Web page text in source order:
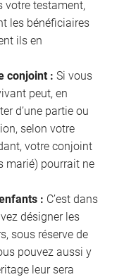
votre testament,
les bénéficiaires
ils en
conjoint : Si vous
peut, en
d’une partie ou
selon votre
votre conjoint
marié) pourrait ne
: C’est dans
désigner les
sous réserve de
pouvez aussi y
leur sera